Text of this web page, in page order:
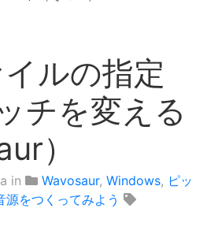
ルの指定
チを変える
）
in Wavosaur, Windows, ピッ
源をつくってみよう